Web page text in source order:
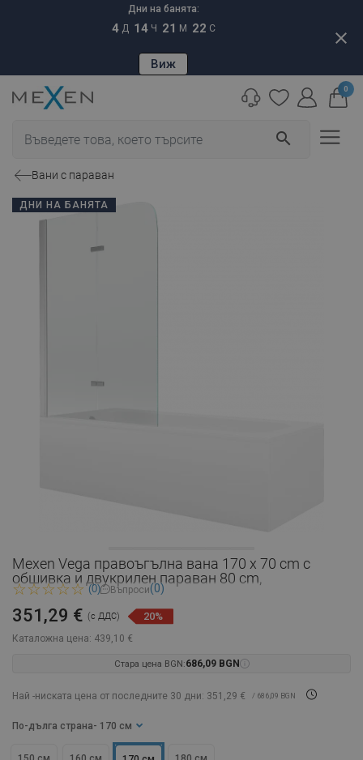
Дни на банята:
4 Д 14 Ч 21 М 21 С
Виж
close
search
0
Вани с параван
ДНИ НА БАНЯТА
Mexen Vega правоъгълна вана 170 x 70 cm с
обшивка и двукрилен параван 80 cm,
(0) Въпроси(0)
Каталожна цена: 439,10 €
351,29 € (с ДДС) 20%
Стара цена BGN:686,09 BGN
Най -ниската цена от последните 30 дни: 351,29 € / 686,09 BGN
По-дълга страна - 170 см